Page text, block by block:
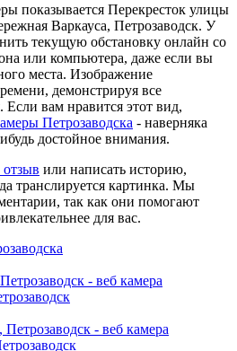
показывается Перекресток улицы
Варкауса, Петрозаводск. У
текущую обстановку онлайн со
или компьютера, даже если вы
места. Изображение
демонстрируя все
вам нравится этот вид,
Петрозаводска - наверняка
достойное внимания.
отзыв или написать историю,
транслируется картинка. Мы
так как они помогают
для вас.